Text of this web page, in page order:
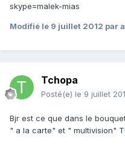
skype=malek-mias
Modifié le 9 juillet 2012 par
Tchopa
Posté(e) le 9 juillet
Bjr est ce que dans le
" a la carte" et " multivision"